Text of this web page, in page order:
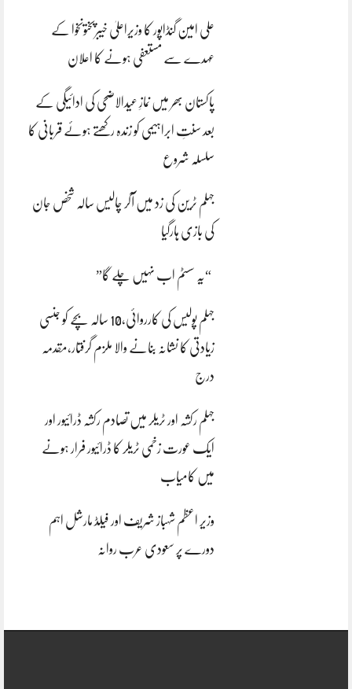
علی امین گنڈاپور کا وزیراعلیٰ خیبرپختونخوا کے
عہدے سے مستعفی ہونے کا اعلان
پاکستان بھر میں نمازِ عیدالاضحی کی ادائیگی کے
بعد سنتِ ابراہیمی کو زندہ رکھتے ہوئے قربانی کا
سلسلہ شروع
جہلم ٹرین کی زد میں آکر چالیس سالہ شخص جان
کی بازی ہارگیا
“یہ سسٹم اب نہیں چلے گا”
جہلم پولیس کی کارروائی،10 سالہ بچے کو جنسی
زیادتی کا نشانہ بنانے والا ملزم گرفتار،مقدمہ
درج
جہلم رکشہ اور ٹریلر میں تصادم رکشہ ڈرائیور اور
ایک عورت زخمی ٹریلر کا ڈرائیور فرار ہونے
میں کامیاب
وزیر اعظم شہباز شریف اور فیلڈ مارشل اہم
دورے پر سعودی عرب روانہ